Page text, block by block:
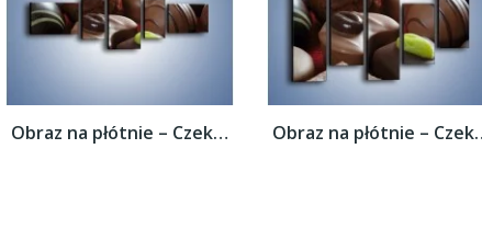
Obraz na płótnie – Czekoladowe praliny z... Obraz na